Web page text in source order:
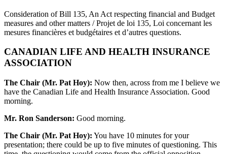
Consideration of Bill 135, An Act respecting financial and Budget
measures and other matters / Projet de loi 135, Loi concernant les
mesures financières et budgétaires et d’autres questions.
CANADIAN LIFE AND HEALTH INSURANCE
ASSOCIATION
The Chair (Mr. Pat Hoy): Now then, across from me I believe we
have the Canadian Life and Health Insurance Association. Good
morning.
Mr. Ron Sanderson: Good morning.
The Chair (Mr. Pat Hoy): You have 10 minutes for your
presentation; there could be up to five minutes of questioning. This